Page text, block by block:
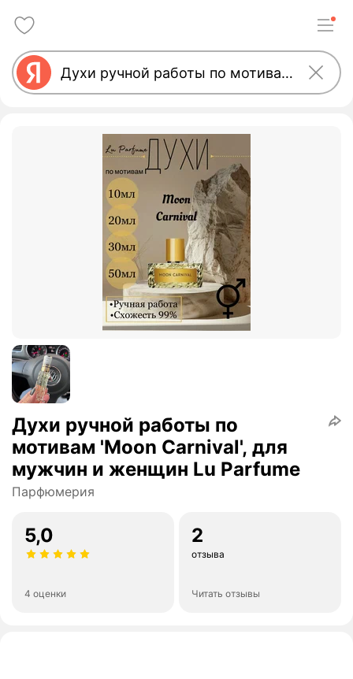
Духи ручной работы по
мотивам 'Moon Carnival', для
мужчин и женщин Lu Parfume
Парфюмерия
5,0
4 оценки
2
отзыва
Читать отзывы